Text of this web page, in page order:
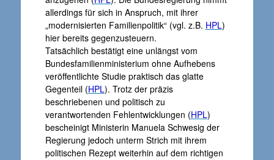
allerdings für sich in Anspruch, mit ihrer
„modernisierten Familienpolitik“ (vgl. z.B. HPL)
hier bereits gegenzusteuern.
Tatsächlich bestätigt eine unlängst vom
Bundesfamilienministerium ohne Aufhebens
veröffentlichte Studie praktisch das glatte
Gegenteil (HPL). Trotz der präzis
beschriebenen und politisch zu
verantwortenden Fehlentwicklungen (HPL)
bescheinigt Ministerin Manuela Schwesig der
Regierung jedoch unterm Strich mit ihrem
politischen Rezept weiterhin auf dem richtigen